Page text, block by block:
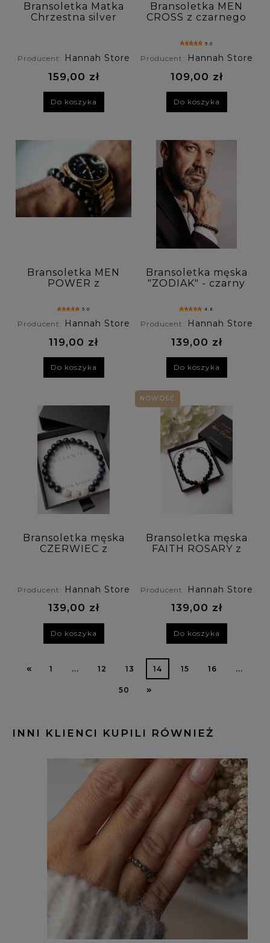
Bransoletka Matka
Chrzestna silver
Producent: Hannah Store
159,00 zł
Do koszyka
Bransoletka MEN
CROSS z czarnego
5.0
Producent: Hannah Store
109,00 zł
Do koszyka
Bransoletka MEN
POWER z
5.0
Producent: Hannah Store
119,00 zł
Do koszyka
Bransoletka męska
"ZODIAK" - czarny
4.8
Producent: Hannah Store
139,00 zł
Do koszyka
Bransoletka męska
CZERWIEC z
Producent: Hannah Store
139,00 zł
Do koszyka
Bransoletka męska
FAITH ROSARY z
Producent: Hannah Store
139,00 zł
Do koszyka
NOWOŚĆ
« 1 ... 12 13 14 15 16 ...
50 »
INNI KLIENCI KUPILI RÓWNIEŻ